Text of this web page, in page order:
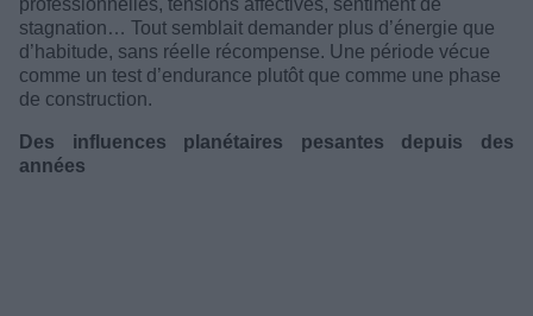
stagnation… Tout semblait demander plus d’énergie que
d’habitude, sans réelle récompense. Une période vécue
comme un test d’endurance plutôt que comme une phase
de construction.
Des influences planétaires pesantes depuis des
années